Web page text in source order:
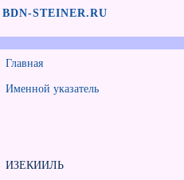
BDN-STEINER.RU
Главная
Именной указатель
ИЗЕКИИЛЬ